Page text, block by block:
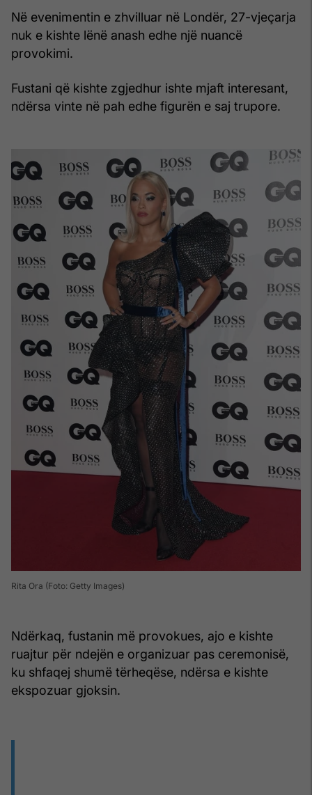
Në evenimentin e zhvilluar në Londër, 27-vjeçarja
nuk e kishte lënë anash edhe një nuancë
provokimi.
Fustani që kishte zgjedhur ishte mjaft interesant,
ndërsa vinte në pah edhe figurën e saj trupore.
Rita Ora (Foto: Getty Images)
Ndërkaq, fustanin më provokues, ajo e kishte
ruajtur për ndejën e organizuar pas ceremonisë,
ku shfaqej shumë tërheqëse, ndërsa e kishte
ekspozuar gjoksin.